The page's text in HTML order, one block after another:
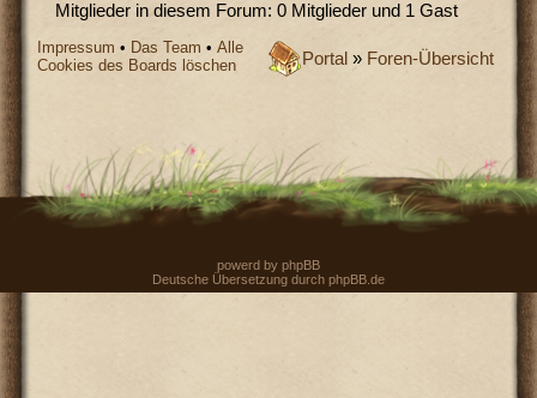
Mitglieder in diesem Forum: 0 Mitglieder und 1 Gast
Portal » Foren-Übersicht
Impressum • Das Team •Alle
Cookies des Boards löschen
powerd by phpBB
Deutsche Übersetzung durch phpBB.de